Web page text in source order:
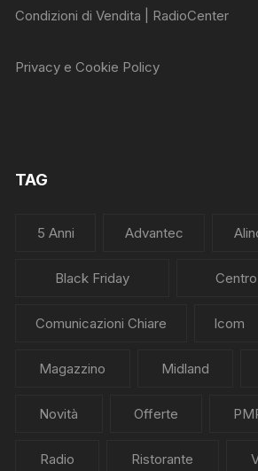
Condizioni di Vendita | RadioCenter
Privacy e Cookie Policy
TAG
5 Anni Advantec
Black Friday
Comunicazioni Chiare Icom
Magazzino Midland
Novità Offerte
Radio Ristorante